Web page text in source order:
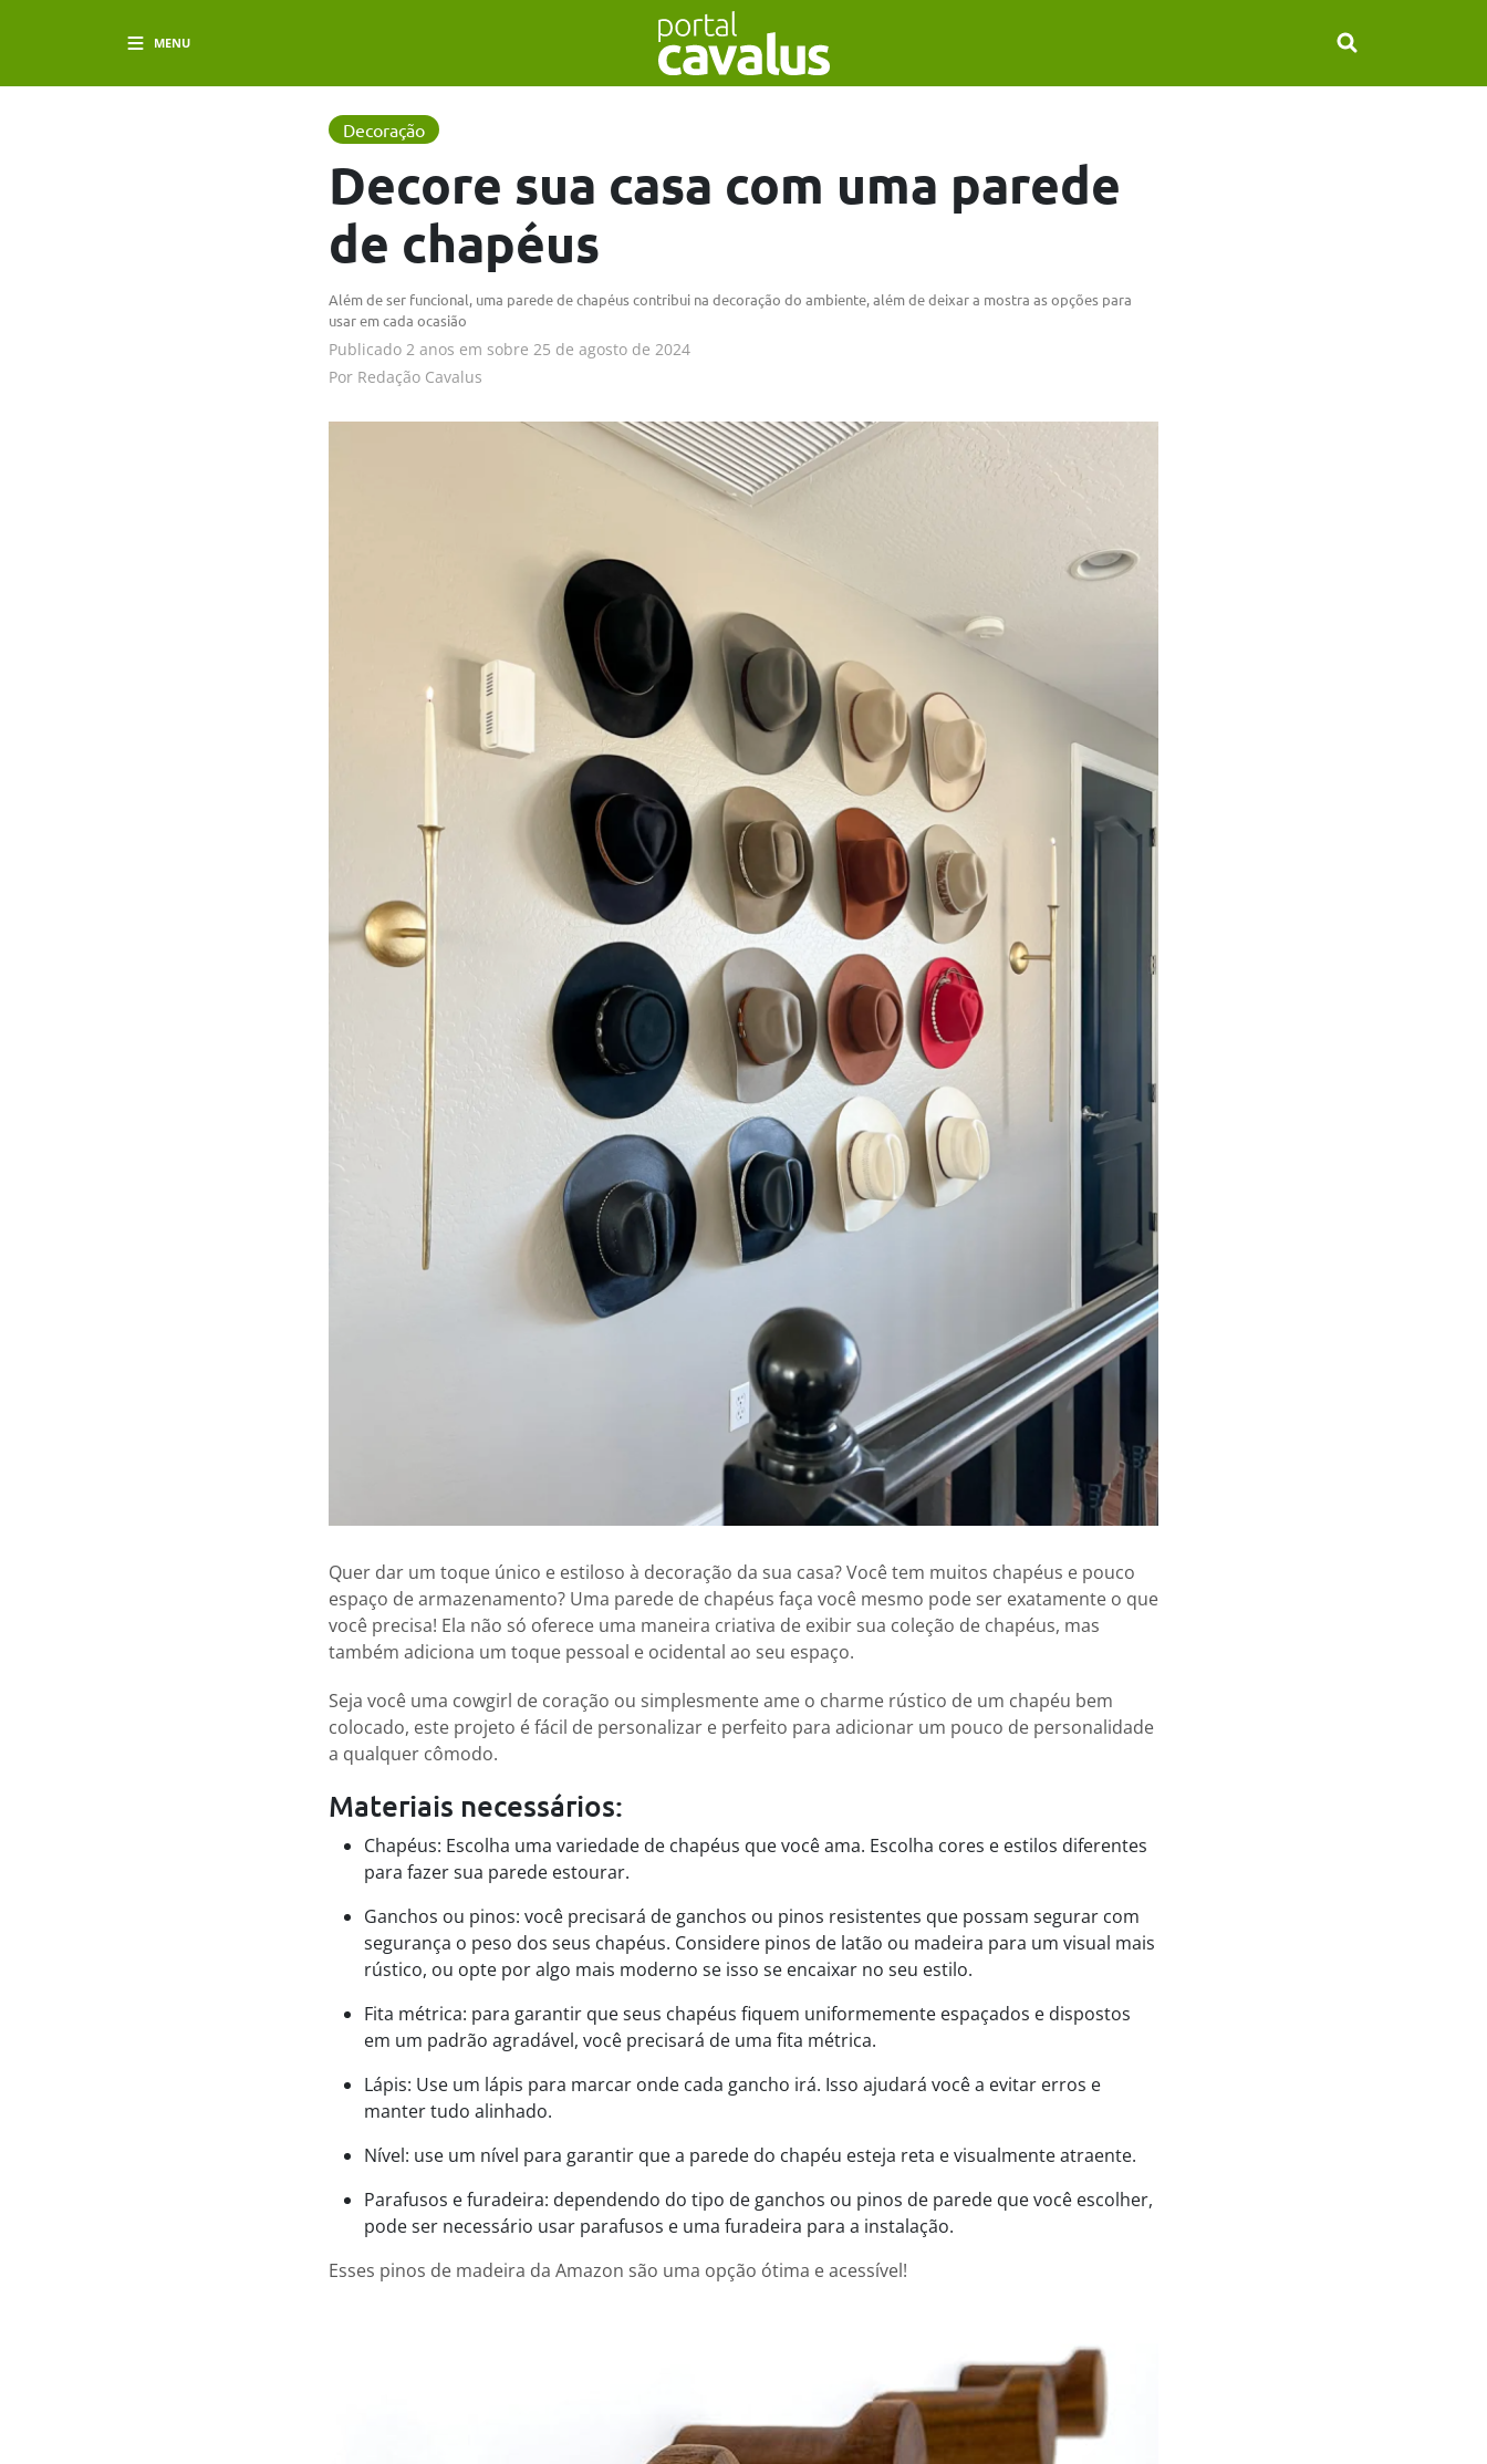
MENU
Decoração
Decore sua casa com uma parede
de chapéus
Além de ser funcional, uma parede de chapéus contribui na decoração do ambiente, além de deixar a mostra as opções para
usar em cada ocasião
Publicado 2 anos em sobre 25 de agosto de 2024
Por Redação Cavalus
Quer dar um toque único e estiloso à decoração da sua casa? Você tem muitos chapéus e pouco
espaço de armazenamento? Uma parede de chapéus faça você mesmo pode ser exatamente o que
você precisa! Ela não só oferece uma maneira criativa de exibir sua coleção de chapéus, mas
também adiciona um toque pessoal e ocidental ao seu espaço.
Seja você uma cowgirl de coração ou simplesmente ame o charme rústico de um chapéu bem
colocado, este projeto é fácil de personalizar e perfeito para adicionar um pouco de personalidade
a qualquer cômodo.
Materiais necessários:
Chapéus: Escolha uma variedade de chapéus que você ama. Escolha cores e estilos diferentes
para fazer sua parede estourar.
Ganchos ou pinos: você precisará de ganchos ou pinos resistentes que possam segurar com
segurança o peso dos seus chapéus. Considere pinos de latão ou madeira para um visual mais
rústico, ou opte por algo mais moderno se isso se encaixar no seu estilo.
Fita métrica: para garantir que seus chapéus fiquem uniformemente espaçados e dispostos
em um padrão agradável, você precisará de uma fita métrica.
Lápis: Use um lápis para marcar onde cada gancho irá. Isso ajudará você a evitar erros e
manter tudo alinhado.
Nível: use um nível para garantir que a parede do chapéu esteja reta e visualmente atraente.
Parafusos e furadeira: dependendo do tipo de ganchos ou pinos de parede que você escolher,
pode ser necessário usar parafusos e uma furadeira para a instalação.
Esses pinos de madeira da Amazon são uma opção ótima e acessível!